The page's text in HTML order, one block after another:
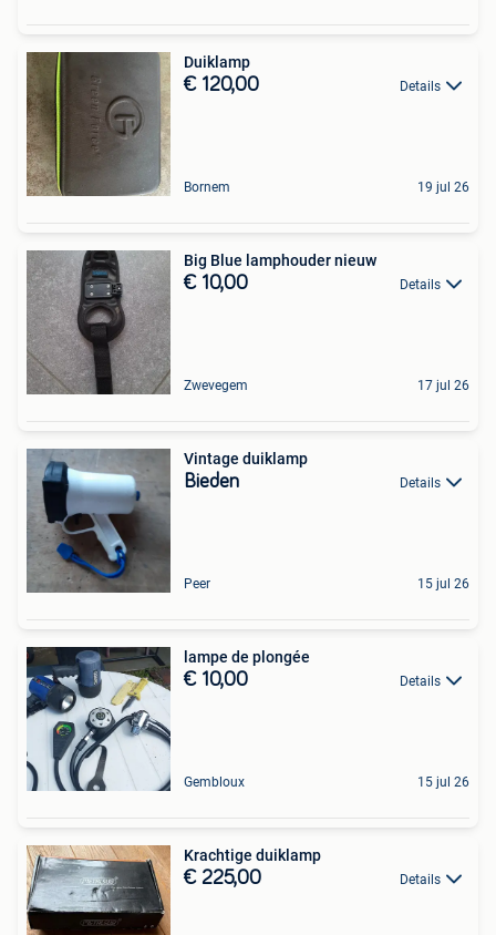
Duiklamp
€ 120,00 Details
Bornem 19 jul 26
Big Blue lamphouder nieuw
€ 10,00 Details
Zwevegem 17 jul 26
Vintage duiklamp
Bieden Details
Peer 15 jul 26
lampe de plongée
€ 10,00 Details
Gembloux 15 jul 26
Krachtige duiklamp
€ 225,00 Details